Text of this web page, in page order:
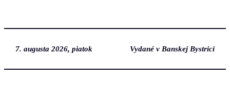
7. augusta 2026, piatok Vydané v Banskej Bystrici